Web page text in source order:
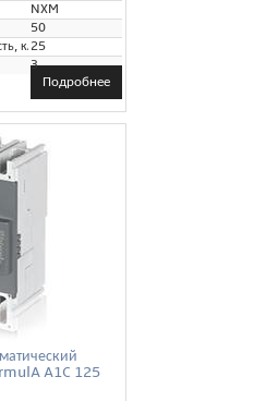
NXM
50
кА:25
3
Подробнее
A1C 125